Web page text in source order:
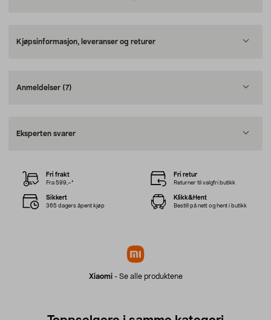
Kjøpsinformasjon, leveranser og returer
Anmeldelser (7)
Eksperten svarer
Xiaomi- Se alle produktene
Fri frakt
Fra 599,–*
Fri retur
Returner til valgfri butikk
Sikkert
365 dagers åpent kjøp
Klikk&Hent
Bestill på nett og hent i butikk